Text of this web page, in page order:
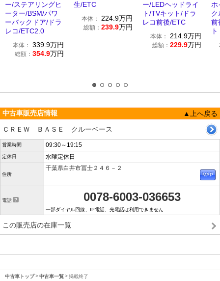
ー/ステアリングヒ
ーター/BSM/パワ
ーバックドア/ドラ
レコ/ETC2.0
本体： 339.9万円
総額： 354.9万円
生/ETC
本体： 224.9万円
総額： 239.9万円
ー/LEDヘッドライ
ト/TVキット/ドラ
レコ前後/ETC
本体： 214.9万円
総額： 229.9万円
ホ
ク
前
ト
中古車販売店情報
▲上へ戻る
ＣＲＥＷ ＢＡＳＥ クルーベース
営業時間 09:30～19:15
定休日 水曜定休日
住所
千葉県白井市冨士２４６－２
電話 0078-6003-036653
一部ダイヤル回線、IP電話、光電話は利用できません
この販売店の在庫一覧
中古車トップ 中古車一覧 掲載終了